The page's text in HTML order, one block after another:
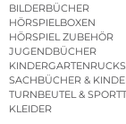
BILDERBÜCHER
HÖRSPIELBOXEN
HÖRSPIEL ZUBEHÖR
JUGENDBÜCHER
SACHBÜCHER &
TURNBEUTEL &
KLEIDER